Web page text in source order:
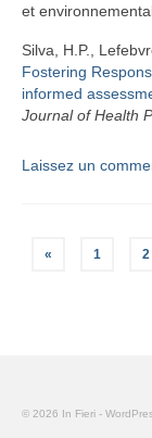
et
Silva, H.P.,
Fostering
informed
Journal of Health
Laissez un
« 1 2
© 2026 In Fieri -